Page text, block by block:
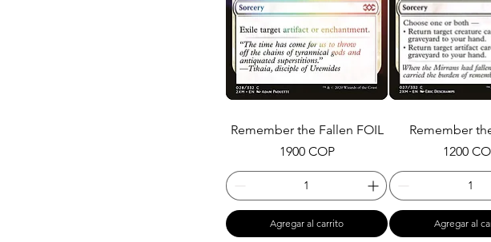
Remember the Fallen FOIL
Precio
1900 COP
Agregar al carrito
Remember
Precio
1200
Agregar al